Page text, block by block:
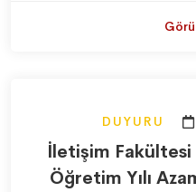
DUYURU
İletişim
Öğretim Yılı